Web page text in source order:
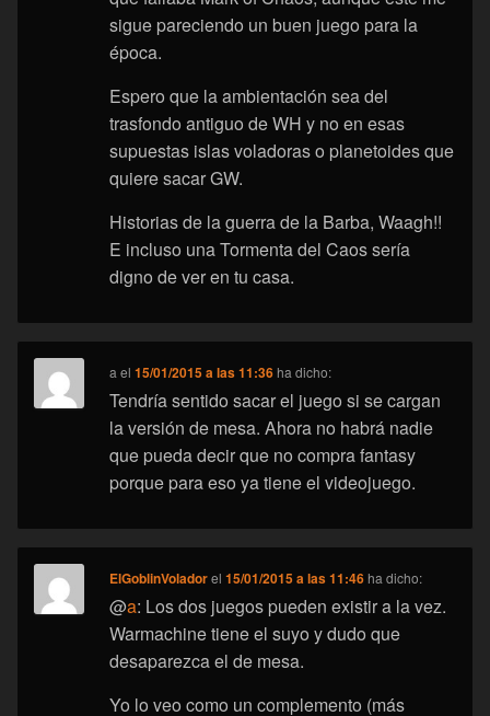
sigue pareciendo un buen juego para la
época.
Espero que la ambientación sea del
trasfondo antiguo de WH y no en esas
supuestas islas voladoras o planetoides que
quiere sacar GW.
Historias de la guerra de la Barba, Waagh!!
E incluso una Tormenta del Caos sería
digno de ver en tu casa.
a el15/01/2015 a las 11:36 ha dicho:
Tendría sentido sacar el juego si se cargan
la versión de mesa. Ahora no habrá nadie
que pueda decir que no compra fantasy
porque para eso ya tiene el videojuego.
ElGoblinVoladorel15/01/2015 a las 11:46 ha dicho:
@a: Los dos juegos pueden existir a la vez.
Warmachine tiene el suyo y dudo que
desaparezca el de mesa.
Yo lo veo como un complemento (más